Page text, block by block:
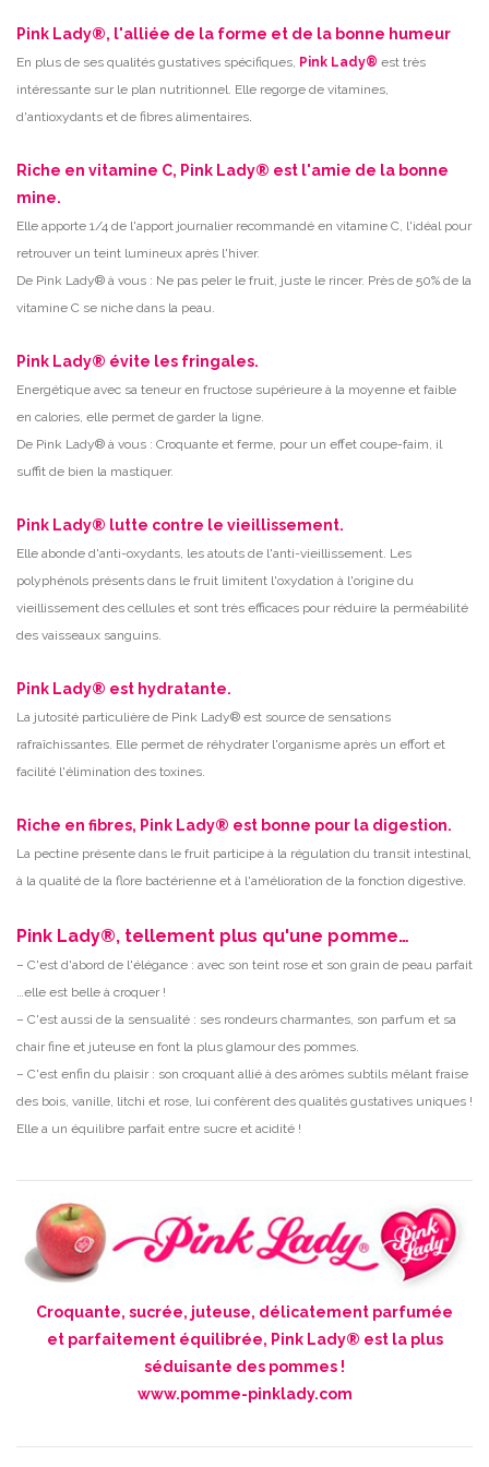
Pink Lady®, l'alliée de la forme et de la bonne humeur
En plus de ses qualités gustatives spécifiques, Pink Lady® est très
intéressante sur le plan nutritionnel. Elle regorge de vitamines,
d'antioxydants et de fibres alimentaires
Riche en vitamine C, Pink Lady® est l'amie de la bonne
mine.
Elle apporte 1/4 de l'apport journalier recommandé en vitamine C, l'idéal pour
retrouver un teint lumineux après l'hiver.
De Pink Lady® à vous : Ne pas peler le fruit, juste le rincer. Près de 50% de la
vitamine C se niche dans la peau.
Pink Lady® évite les fringales.
Energétique avec sa teneur en fructose supérieure à la moyenne et faible
en calories, elle permet de garder la ligne.
De Pink Lady® à vous : Croquante et ferme, pour un effet coupe-faim, il
suffit de bien la mastiquer.
Pink Lady® lutte contre le vieillissement.
Elle abonde d'anti-oxydants, les atouts de l'anti-vieillissement. Les
polyphénols présents dans le fruit limitent l'oxydation à l'origine du
vieillissement des cellules et sont très efficaces pour réduire la perméabilité
des vaisseaux sanguins.
Pink Lady® est hydratante.
La jutosité particulière de Pink Lady® est source de sensations
rafraîchissantes. Elle permet de réhydrater l'organisme après un effort et
facilité l'élimination des toxines.
Riche en fibres, Pink Lady® est bonne pour la digestion.
La pectine présente dans le fruit participe à la régulation du transit intestinal,
à la qualité de la flore bactérienne et à l'amélioration de la fonction digestive.
Pink Lady®, tellement plus qu'une pomme…
– C'est d'abord de l'élégance : avec son teint rose et son grain de peau parfait
…elle est belle à croquer !
– C'est aussi de la sensualité : ses rondeurs charmantes, son parfum et sa
chair fine et juteuse en font la plus glamour des pommes.
– C'est enfin du plaisir : son croquant allié à des arômes subtils mêlant fraise
des bois, vanille, litchi et rose, lui confèrent des qualités gustatives uniques !
Elle a un équilibre parfait entre sucre et acidité !
Croquante, sucrée, juteuse, délicatement parfumée
et parfaitement équilibrée, Pink Lady® est la plus
séduisante des pommes !
www.pomme-pinklady.com